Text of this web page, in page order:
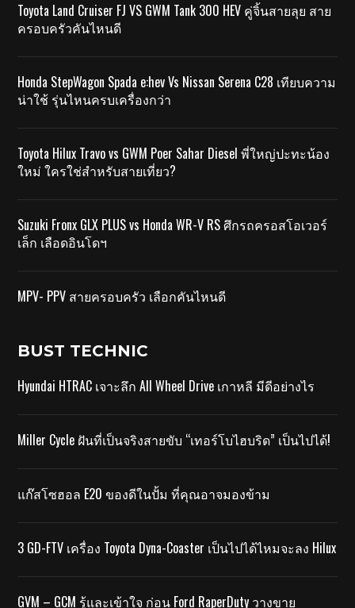
Toyota Land Cruiser FJ VS GWM Tank 300 HEV คู่จิ้นสายลุย สาย
ครอบครัวคันไหนดี
Honda StepWagon Spada e:hev Vs Nissan Serena C28 เทียบความ
น่าใช้ รุ่นไหนครบเครื่องกว่า
Toyota Hilux Travo vs GWM Poer Sahar Diesel พี่ใหญ่ปะทะน้อง
ใหม่ ใครใช่สำหรับสายเที่ยว?
Suzuki Fronx GLX PLUS vs Honda WR-V RS ศึกรถครอสโอเวอร์
เล็ก เลือดอินโดฯ
MPV- PPV สายครอบครัว เลือกคันไหนดี
BUST TECHNIC
Hyundai HTRAC เจาะลึก All Wheel Drive เกาหลี มีดีอย่างไร
Miller Cycle ฝันที่เป็นจริงสายขับ “เทอร์โบไฮบริด” เป็นไปได้!
แก๊สโซฮอล E20 ของดีในปั้ม ที่คุณอาจมองข้าม
3 GD-FTV เครื่อง Toyota Dyna-Coaster เป็นไปได้ไหมจะลง Hilux
GVM – GCM รู้และเข้าใจ ก่อน Ford RaperDuty วางขาย